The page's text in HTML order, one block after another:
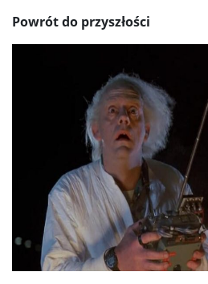
Powrót do przyszłości